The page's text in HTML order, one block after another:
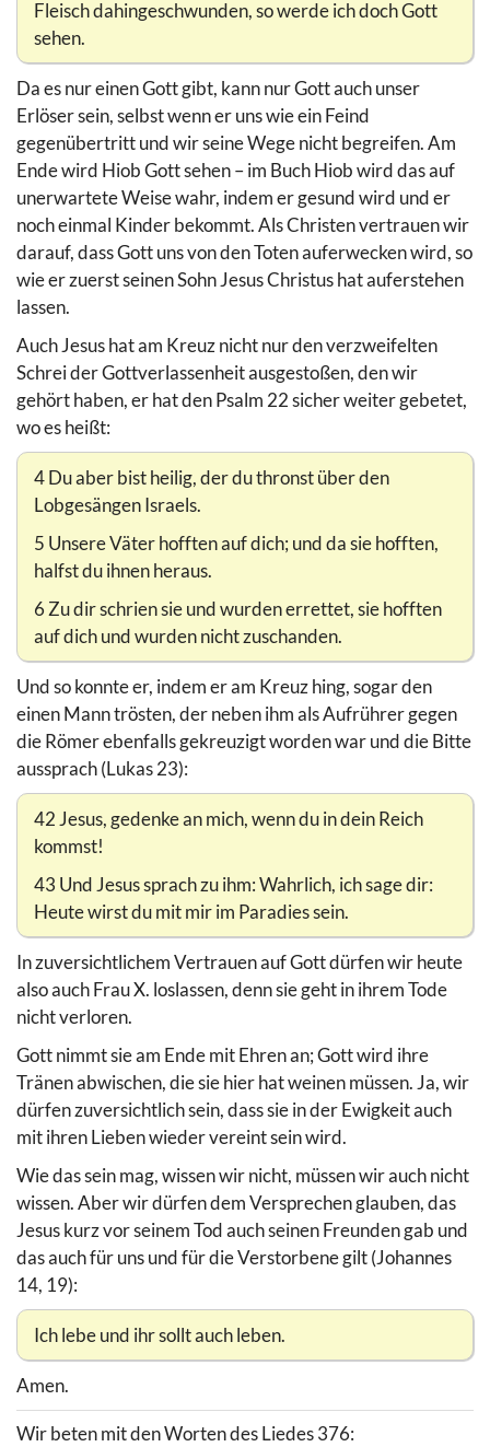
Fleisch dahingeschwunden, so werde ich doch Gott
sehen.
Da es nur einen Gott gibt, kann nur Gott auch unser
Erlöser sein, selbst wenn er uns wie ein Feind
gegenübertritt und wir seine Wege nicht begreifen. Am
Ende wird Hiob Gott sehen – im Buch Hiob wird das auf
unerwartete Weise wahr, indem er gesund wird und er
noch einmal Kinder bekommt. Als Christen vertrauen wir
darauf, dass Gott uns von den Toten auferwecken wird, so
wie er zuerst seinen Sohn Jesus Christus hat auferstehen
lassen.
Auch Jesus hat am Kreuz nicht nur den verzweifelten
Schrei der Gottverlassenheit ausgestoßen, den wir
gehört haben, er hat den Psalm 22 sicher weiter gebetet,
wo es heißt:
4 Du aber bist heilig, der du thronst über den
Lobgesängen Israels.
5 Unsere Väter hofften auf dich; und da sie hofften,
halfst du ihnen heraus.
6 Zu dir schrien sie und wurden errettet, sie hofften
auf dich und wurden nicht zuschanden.
Und so konnte er, indem er am Kreuz hing, sogar den
einen Mann trösten, der neben ihm als Aufrührer gegen
die Römer ebenfalls gekreuzigt worden war und die Bitte
aussprach (Lukas 23):
42 Jesus, gedenke an mich, wenn du in dein Reich
kommst!
43 Und Jesus sprach zu ihm: Wahrlich, ich sage dir:
Heute wirst du mit mir im Paradies sein.
In zuversichtlichem Vertrauen auf Gott dürfen wir heute
also auch Frau X. loslassen, denn sie geht in ihrem Tode
nicht verloren.
Gott nimmt sie am Ende mit Ehren an; Gott wird ihre
Tränen abwischen, die sie hier hat weinen müssen. Ja, wir
dürfen zuversichtlich sein, dass sie in der Ewigkeit auch
mit ihren Lieben wieder vereint sein wird.
Wie das sein mag, wissen wir nicht, müssen wir auch nicht
wissen. Aber wir dürfen dem Versprechen glauben, das
Jesus kurz vor seinem Tod auch seinen Freunden gab und
das auch für uns und für die Verstorbene gilt (Johannes
14, 19):
Ich lebe und ihr sollt auch leben.
Amen.
Wir beten mit den Worten des Liedes 376: